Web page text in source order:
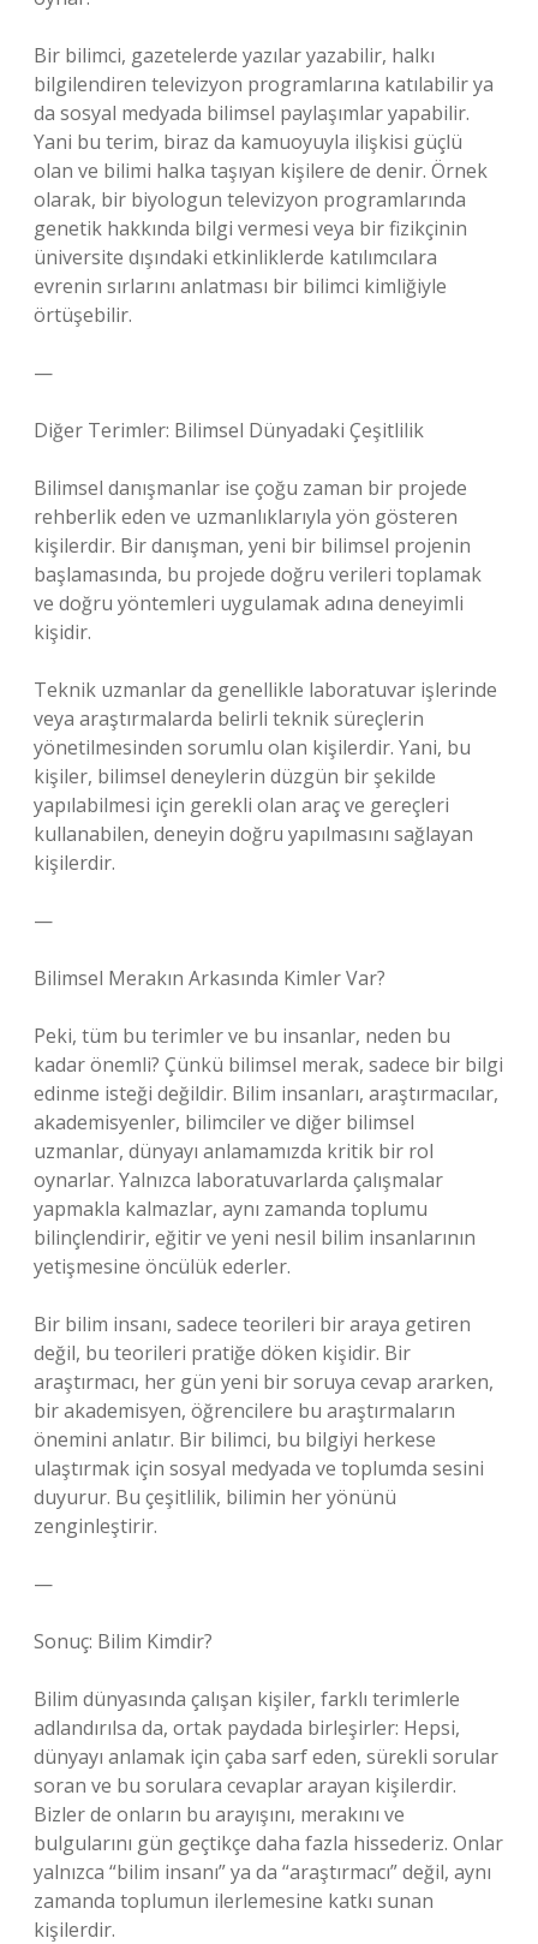
Bir bilimci, gazetelerde yazılar yazabilir, halkı
bilgilendiren televizyon programlarına katılabilir ya
da sosyal medyada bilimsel paylaşımlar yapabilir.
Yani bu terim, biraz da kamuoyuyla ilişkisi güçlü
olan ve bilimi halka taşıyan kişilere de denir. Örnek
olarak, bir biyologun televizyon programlarında
genetik hakkında bilgi vermesi veya bir fizikçinin
üniversite dışındaki etkinliklerde katılımcılara
evrenin sırlarını anlatması bir bilimci kimliğiyle
örtüşebilir.
—
Diğer Terimler: Bilimsel Dünyadaki Çeşitlilik
Bilimsel danışmanlar ise çoğu zaman bir projede
rehberlik eden ve uzmanlıklarıyla yön gösteren
kişilerdir. Bir danışman, yeni bir bilimsel projenin
başlamasında, bu projede doğru verileri toplamak
ve doğru yöntemleri uygulamak adına deneyimli
kişidir.
Teknik uzmanlar da genellikle laboratuvar işlerinde
veya araştırmalarda belirli teknik süreçlerin
yönetilmesinden sorumlu olan kişilerdir. Yani, bu
kişiler, bilimsel deneylerin düzgün bir şekilde
yapılabilmesi için gerekli olan araç ve gereçleri
kullanabilen, deneyin doğru yapılmasını sağlayan
kişilerdir.
—
Bilimsel Merakın Arkasında Kimler Var?
Peki, tüm bu terimler ve bu insanlar, neden bu
kadar önemli? Çünkü bilimsel merak, sadece bir bilgi
edinme isteği değildir. Bilim insanları, araştırmacılar,
akademisyenler, bilimciler ve diğer bilimsel
uzmanlar, dünyayı anlamamızda kritik bir rol
oynarlar. Yalnızca laboratuvarlarda çalışmalar
yapmakla kalmazlar, aynı zamanda toplumu
bilinçlendirir, eğitir ve yeni nesil bilim insanlarının
yetişmesine öncülük ederler.
Bir bilim insanı, sadece teorileri bir araya getiren
değil, bu teorileri pratiğe döken kişidir. Bir
araştırmacı, her gün yeni bir soruya cevap ararken,
bir akademisyen, öğrencilere bu araştırmaların
önemini anlatır. Bir bilimci, bu bilgiyi herkese
ulaştırmak için sosyal medyada ve toplumda sesini
duyurur. Bu çeşitlilik, bilimin her yönünü
zenginleştirir.
—
Sonuç: Bilim Kimdir?
Bilim dünyasında çalışan kişiler, farklı terimlerle
adlandırılsa da, ortak paydada birleşirler: Hepsi,
dünyayı anlamak için çaba sarf eden, sürekli sorular
soran ve bu sorulara cevaplar arayan kişilerdir.
Bizler de onların bu arayışını, merakını ve
bulgularını gün geçtikçe daha fazla hissederiz. Onlar
yalnızca “bilim insanı” ya da “araştırmacı” değil, aynı
zamanda toplumun ilerlemesine katkı sunan
kişilerdir.